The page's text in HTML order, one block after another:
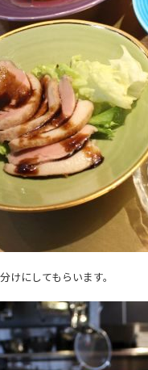
けにしてもらいます。